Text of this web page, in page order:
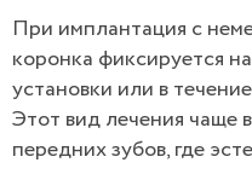
При имплантация с
коронка фиксируется
установки или в
Этот вид лечения чаще
передних зубов, где